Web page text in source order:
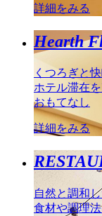
詳細をみる
Hearth
くつろぎと
ホテル滞在
おもてなし
詳細をみる
自然と調和
食材や調理